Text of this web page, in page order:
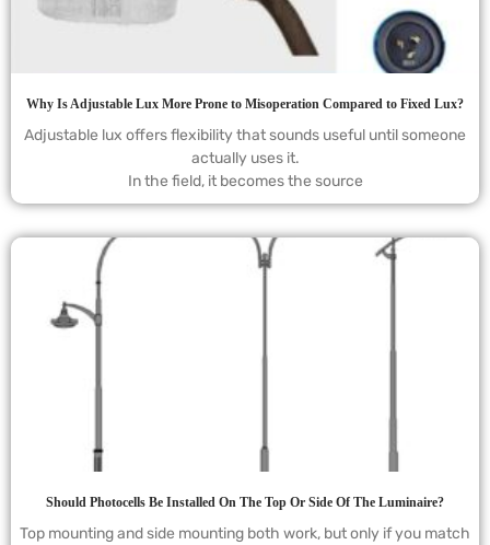
Why Is Adjustable Lux More Prone to Misoperation Compared to Fixed Lux?
Adjustable lux offers flexibility that sounds useful until someone
actually uses it.
In the field, it becomes the source
Should Photocells Be Installed On The Top Or Side Of The Luminaire?
Top mounting and side mounting both work, but only if you match